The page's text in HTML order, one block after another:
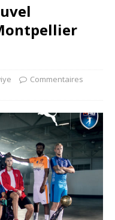
Commentaires